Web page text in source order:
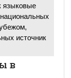
языковые
источник
в